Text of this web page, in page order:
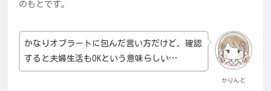
のもとです。
かりんと
かなりオブラートに包んだ言い方だけど、確認
すると夫婦生活もOKという意味らしい…